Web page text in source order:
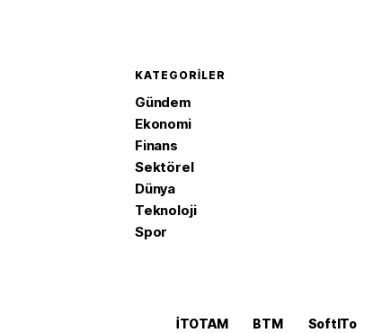
KATEGORILER
Gündem
Ekonomi
Finans
Sektörel
Dünya
Teknoloji
Spor
İTOTAM BTM SoftITo